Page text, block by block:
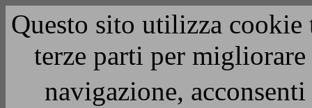
Questo sito utilizza
terze parti per
navigazione,